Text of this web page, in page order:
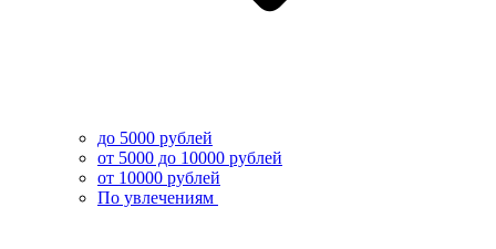
до 5000 рублей
от 5000 до 10000 рублей
от 10000 рублей
По увлечениям